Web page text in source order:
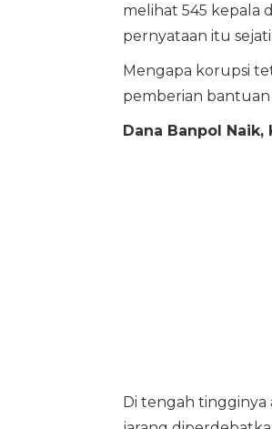
melihat 545 kepala
pernyataan itu
Mengapa korupsi
pemberian
Dana Banpol
Di tengah tingginya